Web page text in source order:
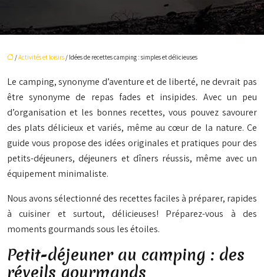
/Activités et loisirs / Idées de recettes camping : simples et délicieuses
Le camping, synonyme d’aventure et de liberté, ne devrait pas
être synonyme de repas fades et insipides. Avec un peu
d’organisation et les bonnes recettes, vous pouvez savourer
des plats délicieux et variés, même au cœur de la nature. Ce
guide vous propose des idées originales et pratiques pour des
petits-déjeuners, déjeuners et dîners réussis, même avec un
équipement minimaliste.
Nous avons sélectionné des recettes faciles à préparer, rapides
à cuisiner et surtout, délicieuses! Préparez-vous à des
moments gourmands sous les étoiles.
Petit-déjeuner au camping : des
réveils gourmands